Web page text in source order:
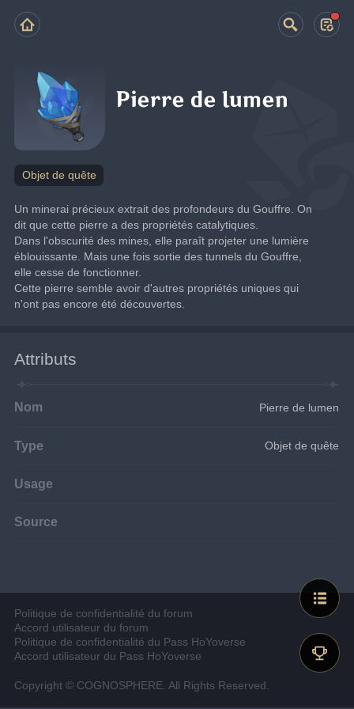
Pierre de lumen
Objet de quête
Un minerai précieux extrait des profondeurs du Gouffre. On
dit que cette pierre a des propriétés catalytiques.
Dans l'obscurité des mines, elle paraît projeter une lumière
éblouissante. Mais une fois sortie des tunnels du Gouffre,
elle cesse de fonctionner.
Cette pierre semble avoir d'autres propriétés uniques qui
n'ont pas encore été découvertes.
Attributs
Nom Pierre de lumen
Type Objet de quête
Usage
Source
Politique de confidentialité du forum
Accord utilisateur du forum
Politique de confidentialité du Pass HoYoverse
Accord utilisateur du Pass HoYoverse
Copyright © COGNOSPHERE. All Rights Reserved.